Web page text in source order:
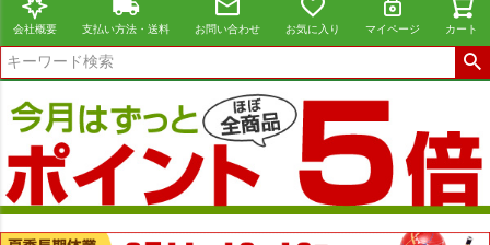
会社概要 支払い方法・送料 お問い合わせ お気に入り マイページ カート